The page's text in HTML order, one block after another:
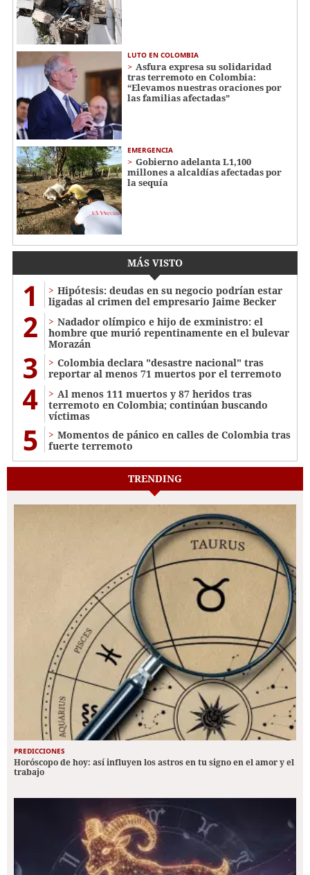
LUTO EN COLOMBIA
Asfura expresa su solidaridad
tras terremoto en Colombia:
“Elevamos nuestras oraciones por
las familias afectadas”
EMERGENCIA
Gobierno adelanta L1,100
millones a alcaldías afectadas por
la sequía
MÁS VISTO
1
Hipótesis: deudas en su negocio podrían estar
ligadas al crimen del empresario Jaime Becker
2
Nadador olímpico e hijo de exministro: el
hombre que murió repentinamente en el bulevar
Morazán
3
Colombia declara "desastre nacional" tras
reportar al menos 71 muertos por el terremoto
4
Al menos 111 muertos y 87 heridos tras
terremoto en Colombia; continúan buscando
víctimas
5
Momentos de pánico en calles de Colombia tras
fuerte terremoto
TRENDING
PREDICCIONES
Horóscopo de hoy: así influyen los astros en tu signo en el amor y el
trabajo